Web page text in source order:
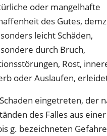
oder mangelhafte
des Gutes,
leicht Schäden,
durch Bruch,
Rost,
oder Auslaufen,
eingetreten, der
des Falles aus
g. bezeichneten